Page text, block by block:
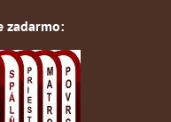
zadarmo: